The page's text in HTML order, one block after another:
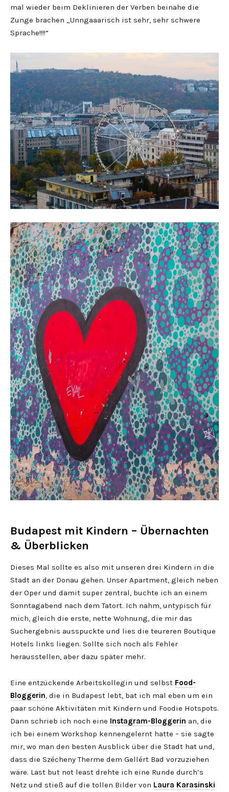
mal wieder beim Deklinieren der Verben beinahe die
Zunge brachen „Unngaaarisch ist sehr, sehr schwere
Sprache!!!!“
Budapest mit Kindern – Übernachten
& Überblicken
Dieses Mal sollte es also mit unseren drei Kindern in die
Stadt an der Donau gehen. Unser Apartment, gleich neben
der Oper und damit super zentral, buchte ich an einem
Sonntagabend nach dem Tatort. Ich nahm, untypisch für
mich, gleich die erste, nette Wohnung, die mir das
Suchergebnis ausspuckte und lies die teureren Boutique
Hotels links liegen. Sollte sich noch als Fehler
herausstellen, aber dazu später mehr.
Eine entzückende Arbeitskollegin und selbst Food-
Bloggerin, die in Budapest lebt, bat ich mal eben um ein
paar schöne Aktivitäten mit Kindern und Foodie Hotspots.
Dann schrieb ich noch eine Instagram-Bloggerin an, die
ich bei einem Workshop kennengelernt hatte – sie sagte
mir, wo man den besten Ausblick über die Stadt hat und,
dass die Szécheny Therme dem Gellért Bad vorzuziehen
wäre. Last but not least drehte ich eine Runde durch’s
Netz und stieß auf die tollen Bilder von Laura Karasinski